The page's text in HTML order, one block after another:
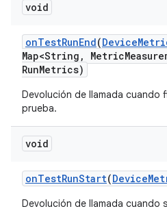
void
onTestRunEnd(Device
Map<String , Metric
RunMetrics)
Devolución de llamada cuando
prueba.
void
onTestRunStart(Device
Devolución de llamada cuando